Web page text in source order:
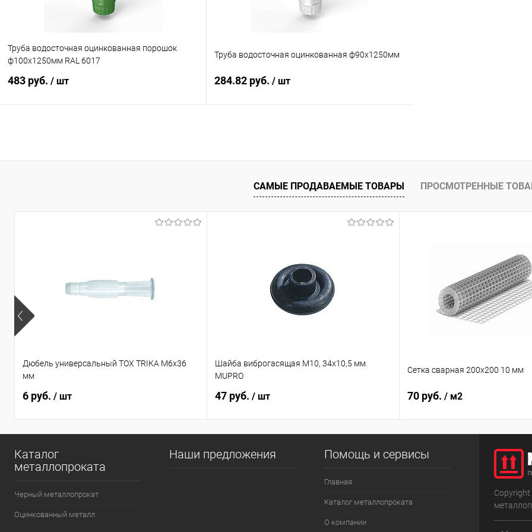
Труба водосточная оцинкованная порошок
ф100х1250мм RAL 6017
483 руб. / шт
Купить в 1 клик Сравнение
Труба водосточная оцинкованная ф90х1250мм
284.82 руб. / шт
Купить в 1 клик Сравнение
В избранное Под заказ
САМЫЕ ПРОДАВАЕМЫЕ ТОВАРЫ ПРОСМОТРЕННЫЕ
Дюбель универсальный TOX TRIКА М6х36
мм
6 руб. / шт
Шайба виброгасящая М10, 34х10,5 мм.
MUPRO
47 руб. / шт
Сетка сварная 200х200 10 мм
70 руб. / м2
Каталог
металлопроката
Черный металлопрокат
Оцинкованный металл
Наши предложения Помощь и сервисы
Главная
Каталог металлопроката
О компании